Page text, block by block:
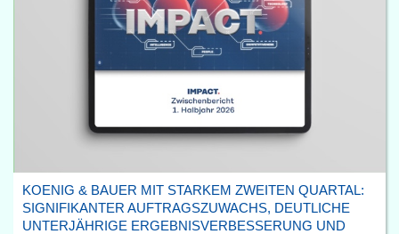
KOENIG & BAUER MIT STARKEM ZWEITEN QUARTAL:
SIGNIFIKANTER AUFTRAGSZUWACHS, DEUTLICHE
UNTERJÄHRIGE ERGEBNISVERBESSERUNG UND